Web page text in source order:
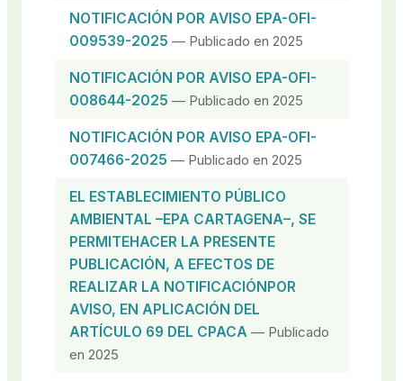
NOTIFICACIÓN POR AVISO EPA-OFI-
009539-2025 — Publicado en 2025
NOTIFICACIÓN POR AVISO EPA-OFI-
008644-2025 — Publicado en 2025
NOTIFICACIÓN POR AVISO EPA-OFI-
007466-2025 — Publicado en 2025
EL ESTABLECIMIENTO PÚBLICO
AMBIENTAL –EPA CARTAGENA–, SE
PERMITEHACER LA PRESENTE
PUBLICACIÓN, A EFECTOS DE
REALIZAR LA NOTIFICACIÓNPOR
AVISO, EN APLICACIÓN DEL
ARTÍCULO 69 DEL CPACA — Publicado
en 2025